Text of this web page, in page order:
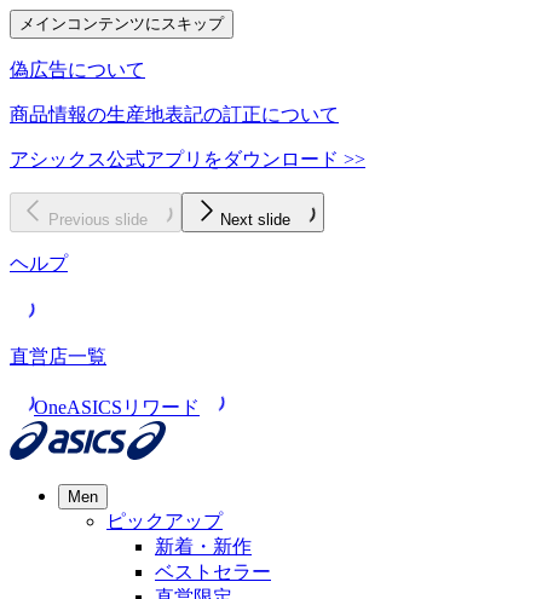
メインコンテンツにスキップ
偽広告について
商品情報の生産地表記の訂正について
アシックス公式アプリをダウンロード >>
Previous slide Next slide
ヘルプ
直営店一覧
OneASICSリワード
Men
ピックアップ
新着・新作
ベストセラー